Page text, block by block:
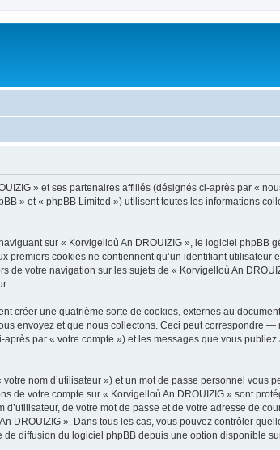
» et ses partenaires affiliés (désignés ci-après par «
» et « phpBB Limited ») utilisent toutes les informations
sur « Korvigelloù An DROUIZIG », le logiciel phpBB
cookies ne contiennent qu’un identifiant utilisateur
votre navigation sur les sujets de « Korvigelloù An
créer une quatrième sorte de cookies, externes au
envoyez et que nous collectons. Ceci peut correspondre
par « votre compte ») et les messages que vous
nom d’utilisateur ») et un mot de passe personnel vous
de votre compte sur « Korvigelloù An DROUIZIG » sont
de votre mot de passe et de votre adresse de
DROUIZIG ». Dans tous les cas, vous pouvez contrôler
diffusion du logiciel phpBB depuis une option disponible